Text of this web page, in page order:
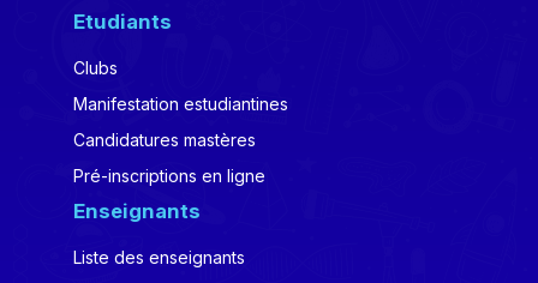
Etudiants
Clubs
Manifestation estudiantines
Candidatures mastères
Pré-inscriptions en ligne
Enseignants
Liste des enseignants